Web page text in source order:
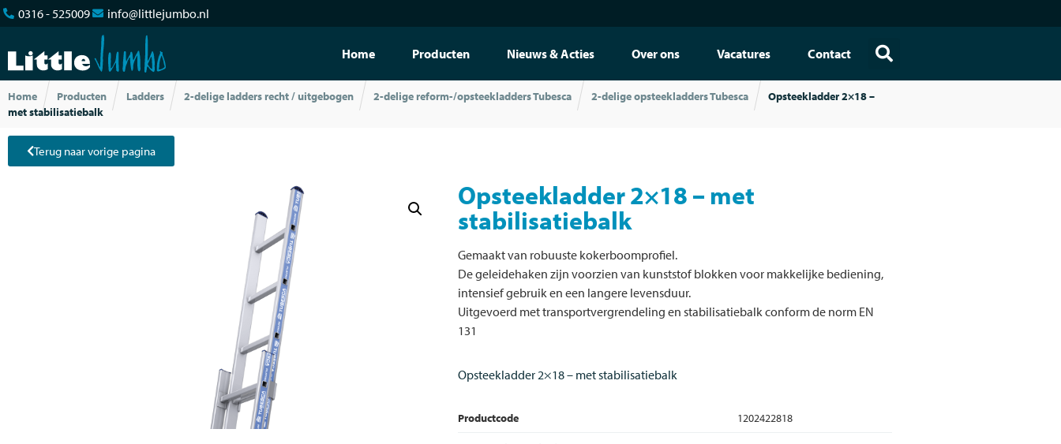
0316 - 525009 info@littlejumbo.nl
Home Producten Nieuws & Acties Over ons Vacatures Contact
Home Producten Ladders 2-delige ladders recht / uitgebogen 2-delige reform-/opsteekladders Tubesca 2-delige opsteekladders Tubesca
Opsteekladder 2×18 –
met stabilisatiebalk
Terug naar vorige pagina
Opsteekladder 2×18 – met
stabilisatiebalk
Gemaakt van robuuste kokerboomprofiel.
De geleidehaken zijn voorzien van kunststof blokken voor makkelijke bediening,
intensief gebruik en een langere levensduur.
Uitgevoerd met transportvergrendeling en stabilisatiebalk conform de norm EN
131
Opsteekladder 2×18 – met stabilisatiebalk
Productcode
1202422818